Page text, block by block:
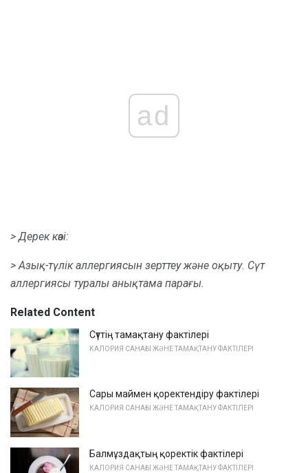
ad
> Дерек көзі:
> Азық-түлік аллергиясын зерттеу және оқыту. Сүт
аллергиясы туралы анықтама парағы.
Related Content
Сүттің тамақтану фактілері
КАЛОРИЯ САНАҒЫ ЖӘНЕ ТАМАҚТАНУ ФАКТІЛЕРІ
Сары маймен қоректендіру фактілері
КАЛОРИЯ САНАҒЫ ЖӘНЕ ТАМАҚТАНУ ФАКТІЛЕРІ
Балмұздақтың қоректік фактілері
КАЛОРИЯ САНАҒЫ ЖӘНЕ ТАМАҚТАНУ ФАКТІЛЕРІ